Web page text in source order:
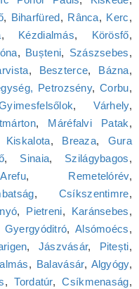
, Biharfüred, Rânca, Kerc,
, Kézdialmás, Körösfő,
, Bușteni, Szászsebes,
, Beszterce, Bázna,
Petrozsény,Corbu,
, Várhely,
, Máréfalvi Patak,
Kiskalota, Breaza, Gura
, Sinaia, Szilágybagos,
Arefu, Remetelórév,
, Csíkszentimre,
, Pietreni, Karánsebes,
Gyergyóditró, Alsómoécs,
, Jászvásár, Pitești,
, Balavásár, Algyógy,
,Tordatúr,Csíkmenaság,